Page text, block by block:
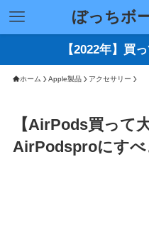
ぼっちボ
【2022年】買
ホーム Apple製品 アクセサリー
【AirPods買って
AirPodsproにすべ